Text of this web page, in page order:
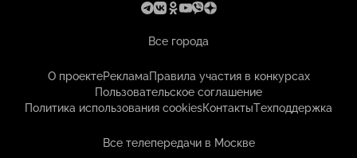
Все города
О проектеРекламаПравила участия в конкурсах
Пользовательское соглашение
Политика использования cookiesКонтактыТехподдержка
Все телепередачи в Москве